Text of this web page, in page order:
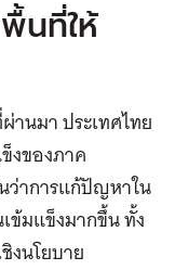
นที่ให้
านมา ประเทศไทย
งของภาค
ว่าการแก้ปัญหาใน
ข้มแข็งมากขึ้น ทั้ง
งนโยบาย